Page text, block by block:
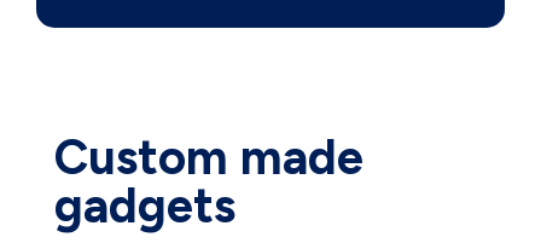
Custom made
gadgets